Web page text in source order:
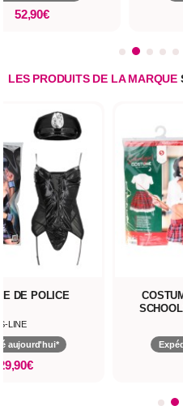
52,90€
LES PRODUITS DE LA MARQUE
D'ÉCOLIÈRE
S-LINE
aujourd'hui*
19,90€